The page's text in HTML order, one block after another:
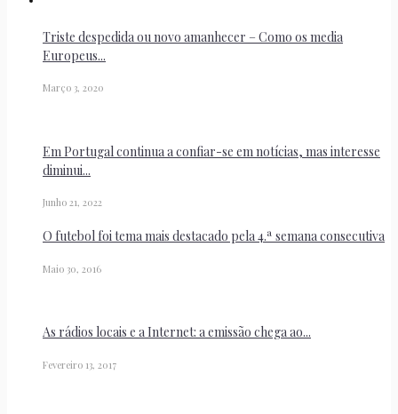
Triste despedida ou novo amanhecer – Como os media
Europeus...
Março 3, 2020
Em Portugal continua a confiar-se em notícias, mas interesse
diminui...
Junho 21, 2022
O futebol foi tema mais destacado pela 4.ª semana consecutiva
Maio 30, 2016
As rádios locais e a Internet: a emissão chega ao...
Fevereiro 13, 2017